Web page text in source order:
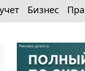
Бизнес